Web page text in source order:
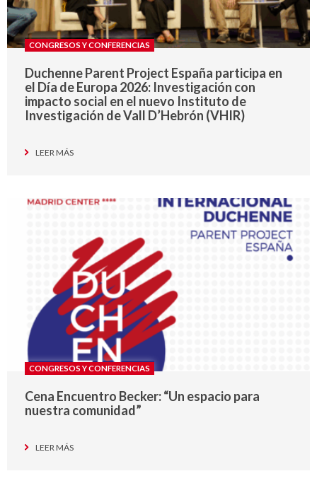
CONGRESOS Y CONFERENCIAS
Duchenne Parent Project España participa en
el Día de Europa 2026: Investigación con
impacto social en el nuevo Instituto de
Investigación de Vall D’Hebrón (VHIR)
LEER MÁS
CONGRESOS Y CONFERENCIAS
Cena Encuentro Becker: “Un espacio para
nuestra comunidad”
LEER MÁS